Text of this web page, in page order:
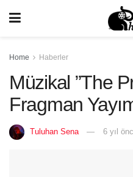
Home Haberler
Müzikal ”The
Fragman
Tuluhan Sena 6 yıl